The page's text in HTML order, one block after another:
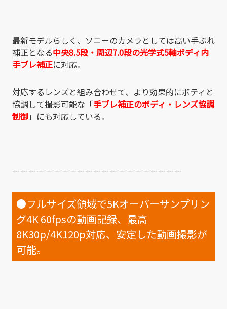
最新モデルらしく、ソニーのカメラとしては高い手ぶれ
補正となる中央8.5段・周辺7.0段の光学式5軸ボディ内
手ブレ補正に対応。
対応するレンズと組み合わせて、より効果的にボティと
協調して撮影可能な「手ブレ補正のボディ・レンズ協調
制御」にも対応している。
－－－－－－－－－－－－－－－－－－－－－
●フルサイズ領域で5Kオーバーサンプリン
グ4K 60fpsの動画記録、最高
8K30p/4K120p対応、安定した動画撮影が
可能。